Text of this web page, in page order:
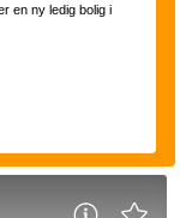
en ny ledig bolig i